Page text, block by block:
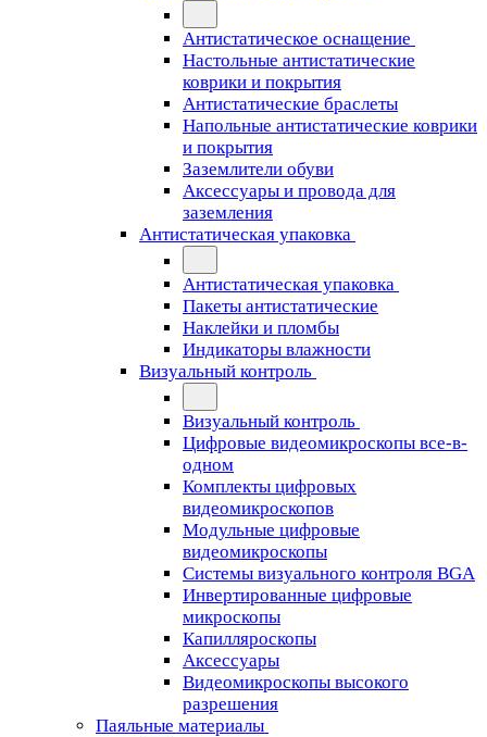
Антистатическое оснащение
Настольные антистатические
коврики и покрытия
Антистатические браслеты
Напольные антистатические коврики
и покрытия
Заземлители обуви
Аксессуары и провода для
заземления
Антистатическая упаковка
Антистатическая упаковка
Пакеты антистатические
Наклейки и пломбы
Индикаторы влажности
Визуальный контроль
Визуальный контроль
Цифровые видеомикроскопы все-в-
одном
Комплекты цифровых
видеомикроскопов
Модульные цифровые
видеомикроскопы
Cистемы визуального контроля BGA
Инвертированные цифровые
микроскопы
Капилляроскопы
Аксессуары
Видеомикроскопы высокого
разрешения
Паяльные материалы